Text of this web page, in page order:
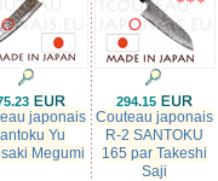
japonais
Yu
Megumi
294.15
Couteau japonais
R-2 SANTOKU
165 par Takeshi
Saji